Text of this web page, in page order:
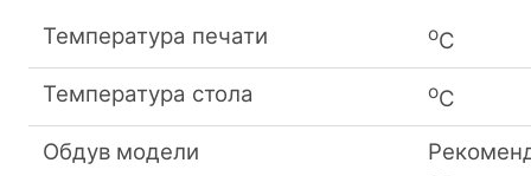
Температура печати оС
Температура стола
оС
Обдув модели